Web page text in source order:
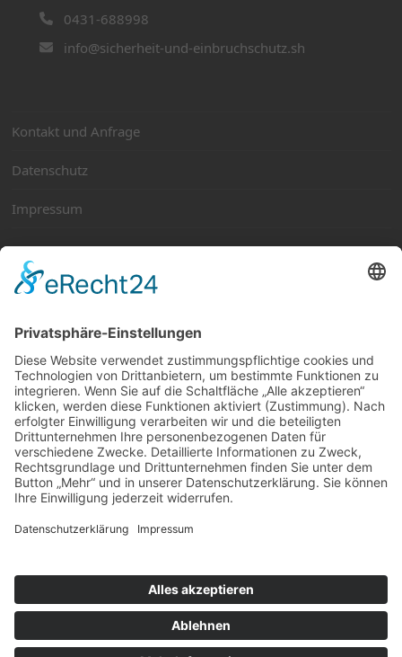
0431-688998
info@sicherheit-und-einbruchschutz.sh
Kontakt und Anfrage
Datenschutz
Impressum
Ihre MACH’S SICHER Kompetenzpartner
BWB Sicherheitstechnik
DER ALARM PROFI Nord
Elektro-Montage Mohr
Glaserei Schulz
Schulz & Kühnapfel Bautechnik GmbH
STAAL Rollladen- und Sonnenschutz
Tresor Baumann
Rönnau Feuerschutz OHG